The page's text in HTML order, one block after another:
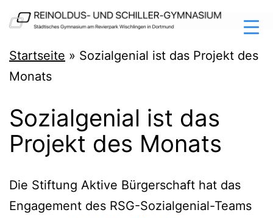
Zum
Inhalt
springen
Reinoldus-
und
Gymnasium
Dortmund
Startseite » Sozialgenial ist das Projekt des
Monats
Sozialgenial ist das
Projekt des Monats
Die Stif­tung Akti­ve Bür­ger­schaft hat das
Enga­ge­ment des RSG-Sozi­al­ge­ni­al-Teams